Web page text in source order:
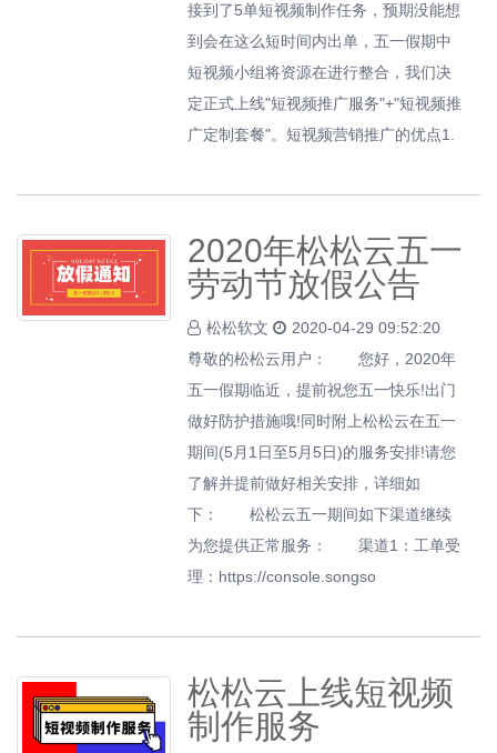
接到了5单短视频制作任务，预期没能想
到会在这么短时间内出单，五一假期中
短视频小组将资源在进行整合，我们决
定正式上线"短视频推广服务"+"短视频推
广定制套餐"。短视频营销推广的优点1.
2020年松松云五一
劳动节放假公告
松松软文
2020-04-29 09:52:20
尊敬的松松云用户： 您好，2020年
五一假期临近，提前祝您五一快乐!出门
做好防护措施哦!同时附上松松云在五一
期间(5月1日至5月5日)的服务安排!请您
了解并提前做好相关安排，详细如
下： 松松云五一期间如下渠道继续
为您提供正常服务： 渠道1：工单受
理：https://console.songso
松松云上线短视频
制作服务